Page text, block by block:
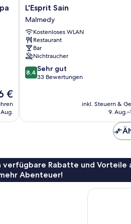
€
L'Esprit
Sain
Malmedy
L'Esprit Sain
Malmedy
Kostenloses WLAN
Restaurant
Bar
Nichtraucher
8.4
von
Bewertungen
8,4 Sehr gut
33 Bewertungen
inkl. Steuern &
9.
verfügbare Rabatte und Vorteile
Abenteuer!